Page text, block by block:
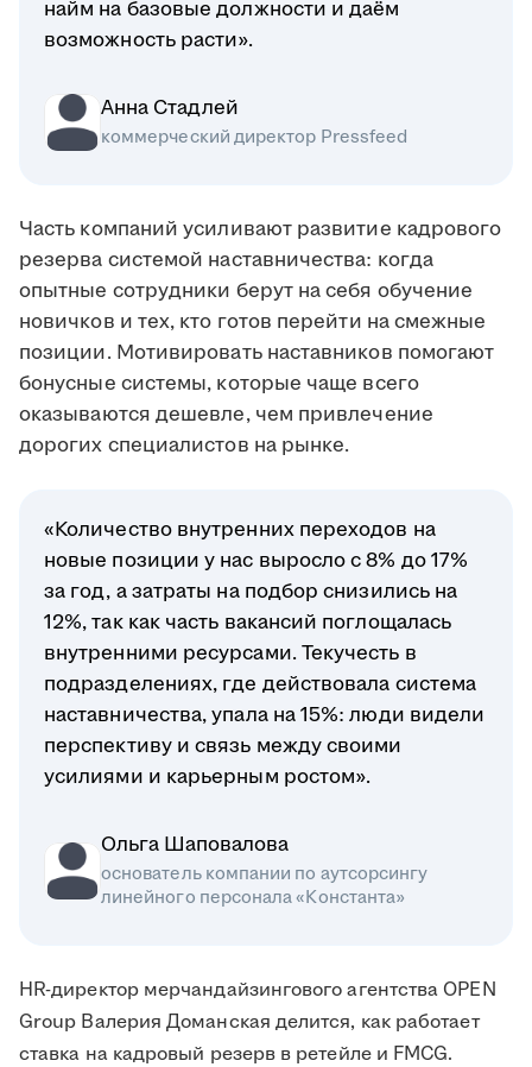
найм на базовые должности и даём
возможность расти».
Анна Стадлей
коммерческий директор Pressfeed
Часть компаний усиливают развитие кадрового
резерва системой наставничества: когда
опытные сотрудники берут на себя обучение
новичков и тех, кто готов перейти на смежные
позиции. Мотивировать наставников помогают
бонусные системы, которые чаще всего
оказываются дешевле, чем привлечение
дорогих специалистов на рынке.
«Количество внутренних переходов на
новые позиции у нас выросло с 8% до 17%
за год, а затраты на подбор снизились на
12%, так как часть вакансий поглощалась
внутренними ресурсами. Текучесть в
подразделениях, где действовала система
наставничества, упала на 15%: люди видели
перспективу и связь между своими
усилиями и карьерным ростом».
Ольга Шаповалова
основатель компании по аутсорсингу
линейного персонала «Константа»
HR-директор мерчандайзингового агентства OPEN
Group Валерия Доманская делится, как работает
ставка на кадровый резерв в ретейле и FMCG.